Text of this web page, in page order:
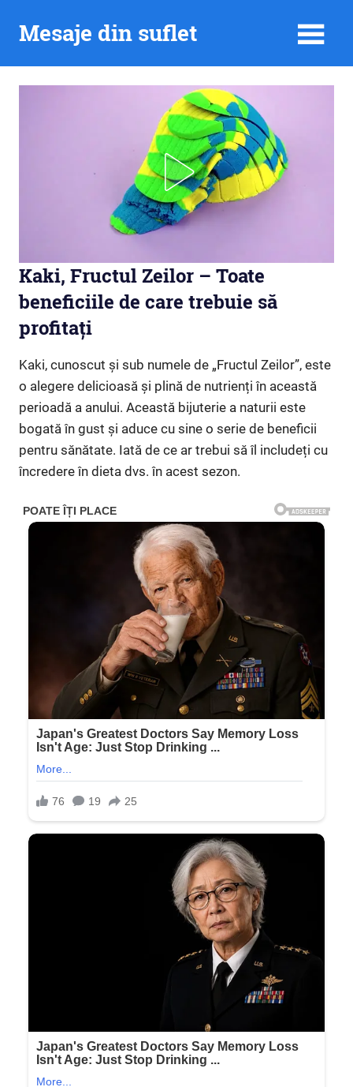
Mesaje din suflet
Kaki, Fructul Zeilor – Toate
beneficiile de care trebuie să
profitați
Kaki, cunoscut și sub numele de „Fructul Zeilor”, este
o alegere delicioasă și plină de nutrienți în această
perioadă a anului. Această bijuterie a naturii este
bogată în gust și aduce cu sine o serie de beneficii
pentru sănătate. Iată de ce ar trebui să îl includeți cu
încredere în dieta dvs. în acest sezon.